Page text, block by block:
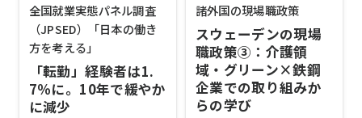
全国就業実態パネル調査
（JPSED）「日本の働き
方を考える」
「転勤」経験者は1.
7％に。10年で緩やか
に減少
諸外国の現場職政策
スウェーデンの現場
職政策③：介護領
域・グリーン×鉄鋼
企業での取り組みか
らの学び